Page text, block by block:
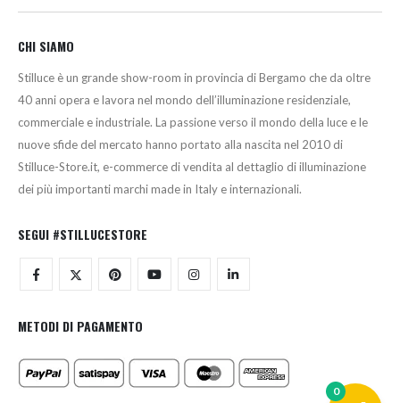
CHI SIAMO
Stilluce è un grande show-room in provincia di Bergamo che da oltre
40 anni opera e lavora nel mondo dell’illuminazione residenziale,
commerciale e industriale. La passione verso il mondo della luce e le
nuove sfide del mercato hanno portato alla nascita nel 2010 di
Stilluce-Store.it, e-commerce di vendita al dettaglio di illuminazione
dei più importanti marchi made in Italy e internazionali.
SEGUI #STILLUCESTORE
METODI DI PAGAMENTO
0